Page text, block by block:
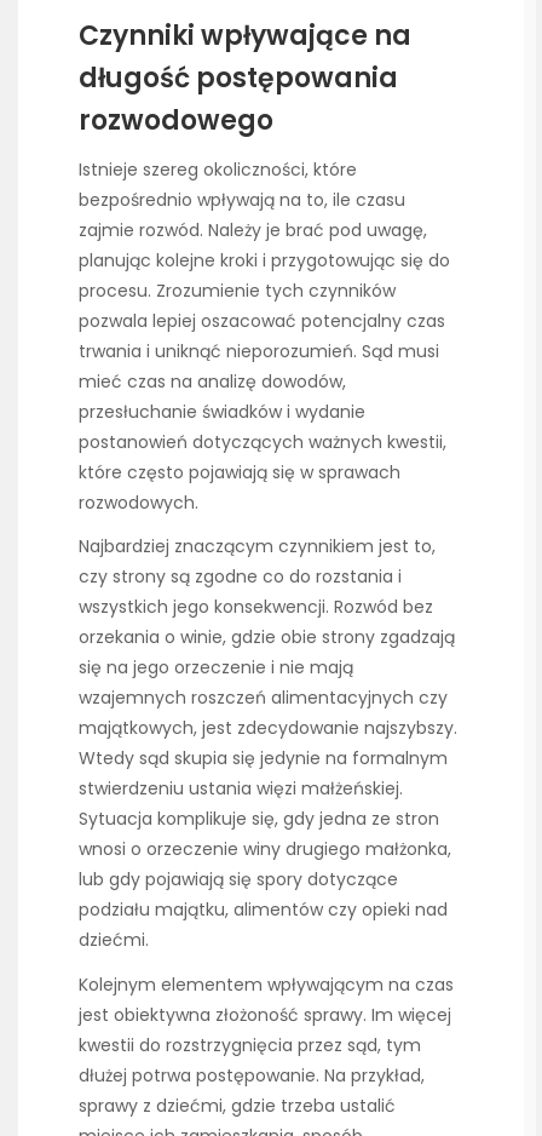
Czynniki wpływające na
długość postępowania
rozwodowego
Istnieje szereg okoliczności, które
bezpośrednio wpływają na to, ile czasu
zajmie rozwód. Należy je brać pod uwagę,
planując kolejne kroki i przygotowując się do
procesu. Zrozumienie tych czynników
pozwala lepiej oszacować potencjalny czas
trwania i uniknąć nieporozumień. Sąd musi
mieć czas na analizę dowodów,
przesłuchanie świadków i wydanie
postanowień dotyczących ważnych kwestii,
które często pojawiają się w sprawach
rozwodowych.
Najbardziej znaczącym czynnikiem jest to,
czy strony są zgodne co do rozstania i
wszystkich jego konsekwencji. Rozwód bez
orzekania o winie, gdzie obie strony zgadzają
się na jego orzeczenie i nie mają
wzajemnych roszczeń alimentacyjnych czy
majątkowych, jest zdecydowanie najszybszy.
Wtedy sąd skupia się jedynie na formalnym
stwierdzeniu ustania więzi małżeńskiej.
Sytuacja komplikuje się, gdy jedna ze stron
wnosi o orzeczenie winy drugiego małżonka,
lub gdy pojawiają się spory dotyczące
podziału majątku, alimentów czy opieki nad
dziećmi.
Kolejnym elementem wpływającym na czas
jest obiektywna złożoność sprawy. Im więcej
kwestii do rozstrzygnięcia przez sąd, tym
dłużej potrwa postępowanie. Na przykład,
sprawy z dziećmi, gdzie trzeba ustalić